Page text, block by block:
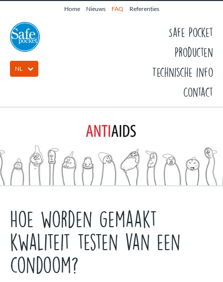
Home Nieuws FAQ Referenties
NL
Safe Pocket
Producten
Technische info
Contact
Hoe worden gemaakt
kwaliteit testen van een
condoom?